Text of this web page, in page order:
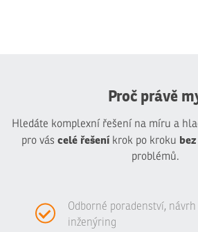
Proč právě
Hledáte komplexní řešení na míru a
pro vás celé řešeníkrok po kroku
problémů.
Odborné poradenství,
inženýring